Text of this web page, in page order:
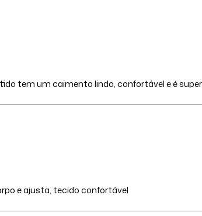
tem um caimento lindo, confortável e é
e ajusta, tecido confortável